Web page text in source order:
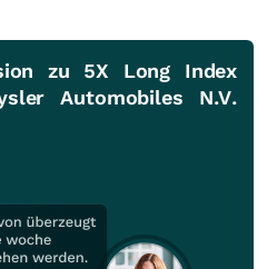
zu 5X Long Index
Automobiles N.V.